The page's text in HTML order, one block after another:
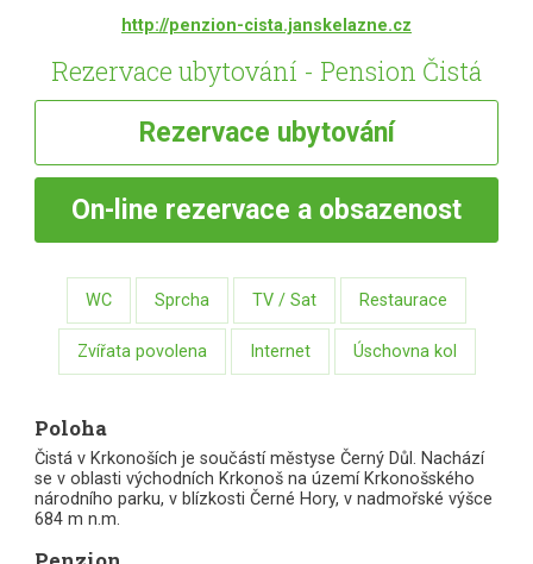
http://penzion-cista.janskelazne.cz
Rezervace ubytování - Pension Čistá
Rezervace ubytování
On-line rezervace a obsazenost
WC Sprcha TV / Sat Restaurace
Zvířata povolena Internet Úschovna kol
Poloha
Čistá v Krkonoších je součástí městyse Černý Důl. Nachází
se v oblasti východních Krkonoš na území Krkonošského
národního parku, v blízkosti Černé Hory, v nadmořské výšce
684 m n.m.